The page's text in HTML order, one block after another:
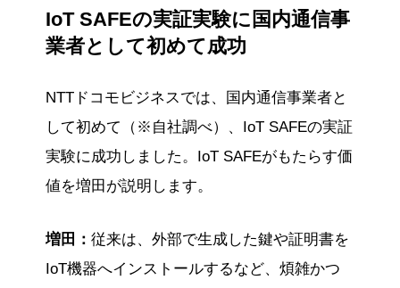
IoT SAFEの実証実験に国内通信事
業者として初めて成功
NTTドコモビジネスでは、国内通信事業者と
して初めて（※自社調べ）、IoT SAFEの実証
実験に成功しました。IoT SAFEがもたらす価
値を増田が説明します。
増田： 従来は、外部で生成した鍵や証明書を
IoT機器へインストールするなど、煩雑かつ